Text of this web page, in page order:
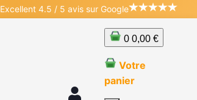
Excellent 4.5 / 5 avis sur Google
0 0,00 €
Votre
panier